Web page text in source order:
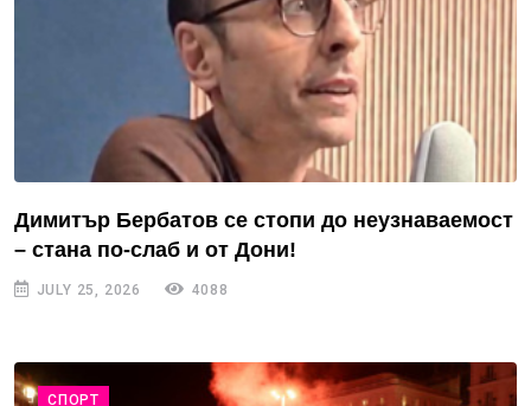
Димитър Бербатов се стопи до неузнаваемост
– стана по-слаб и от Дони!
JULY 25, 2026 4088
СПОРТ